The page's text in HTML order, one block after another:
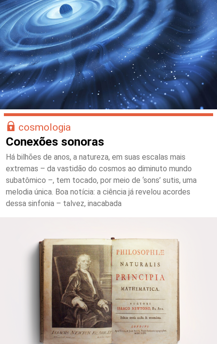
cosmologia
Conexões sonoras
Há bilhões de anos, a natureza, em suas escalas mais
extremas – da vastidão do cosmos ao diminuto mundo
subatômico –, tem tocado, por meio de ‘sons’ sutis, uma
melodia única. Boa notícia: a ciência já revelou acordes
dessa sinfonia – talvez, inacabada